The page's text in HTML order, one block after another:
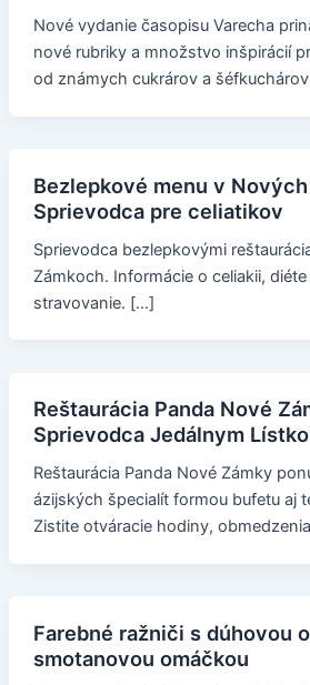
Nové vydanie časopisu Varecha
nové rubriky a množstvo inšpirácií
od známych cukrárov a
Bezlepkové menu v
Sprievodca pre celiatikov
Sprievodca bezlepkovými
Zámkoch. Informácie o celiakii,
stravovanie. […]
Reštaurácia Panda Nové
Sprievodca Jedálnym
Reštaurácia Panda Nové Zámky
ázijských špecialít formou bufetu aj
Zistite otváracie hodiny,
Farebné ražniči s dúhovou
smotanovou omáčkou